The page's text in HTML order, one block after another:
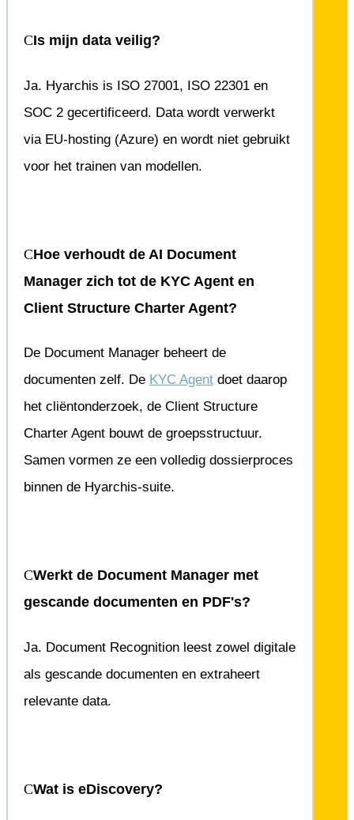
Is mijn data veilig?
Ja. Hyarchis is ISO 27001, ISO 22301 en
SOC 2 gecertificeerd. Data wordt verwerkt
via EU-hosting (Azure) en wordt niet gebruikt
voor het trainen van modellen.
Hoe verhoudt de AI Document
Manager zich tot de KYC Agent en
Client Structure Charter Agent?
De Document Manager beheert de
documenten zelf. De KYC Agent doet daarop
het cliëntonderzoek, de Client Structure
Charter Agent bouwt de groepsstructuur.
Samen vormen ze een volledig dossierproces
binnen de Hyarchis-suite.
Werkt de Document Manager met
gescande documenten en PDF's?
Ja. Document Recognition leest zowel digitale
als gescande documenten en extraheert
relevante data.
Wat is eDiscovery?